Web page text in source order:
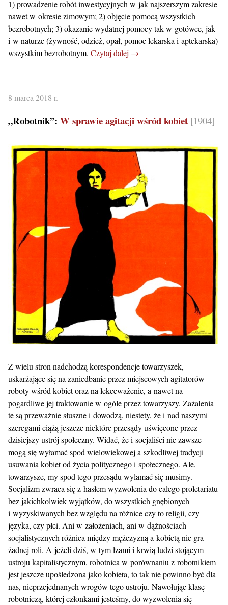
1) prowadzenie robót inwestycyjnych w jak najszerszym zakresie
nawet w okresie zimowym; 2) objęcie pomocą wszystkich
bezrobotnych; 3) okazanie wydatnej pomocy tak w gotówce, jak
i w naturze (żywność, odzież, opał, pomoc lekarska i aptekarska)
wszystkim bezrobotnym. Czytaj dalej →
8 marca 2018 r.
„Robotnik”: W sprawie agitacji wśród kobiet [1904]
Z wielu stron nadchodzą korespondencje towarzyszek,
uskarżające się na zaniedbanie przez miejscowych agitatorów
roboty wśród kobiet oraz na lekceważenie, a nawet na
pogardliwe jej traktowanie w ogóle przez towarzyszy. Zażalenia
te są przeważnie słuszne i dowodzą, niestety, że i nad naszymi
szeregami ciążą jeszcze niektóre przesądy uświęcone przez
dzisiejszy ustrój społeczny. Widać, że i socjaliści nie zawsze
mogą się wyłamać spod wielowiekowej a szkodliwej tradycji
usuwania kobiet od życia politycznego i społecznego. Ale,
towarzysze, my spod tego przesądu wyłamać się musimy.
Socjalizm zwraca się z hasłem wyzwolenia do całego proletariatu
bez jakichkolwiek wyjątków, do wszystkich gnębionych
i wyzyskiwanych bez względu na różnice czy to religii, czy
języka, czy płci. Ani w założeniach, ani w dążnościach
socjalistycznych różnica między mężczyzną a kobietą nie gra
żadnej roli. A jeżeli dziś, w tym łzami i krwią ludzi stojącym
ustroju kapitalistycznym, robotnica w porównaniu z robotnikiem
jest jeszcze upośledzona jako kobieta, to tak nie powinno być dla
nas, nieprzejednanych wrogów tego ustroju. Nawołując klasę
robotniczą, której członkami jesteśmy, do wyzwolenia się